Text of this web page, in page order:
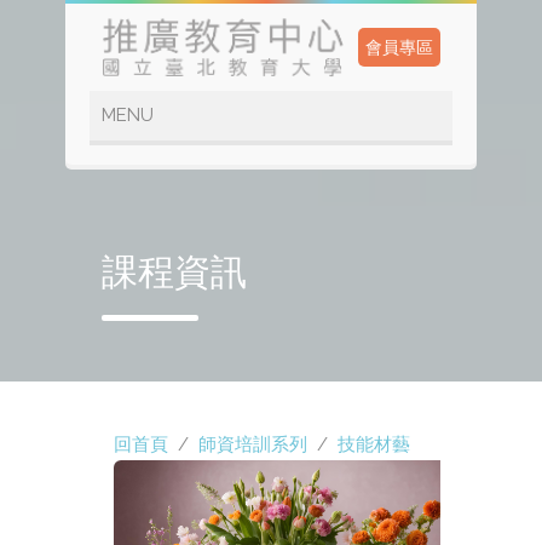
會員專區
課程資訊
回首頁 / 師資培訓系列 / 技能材藝